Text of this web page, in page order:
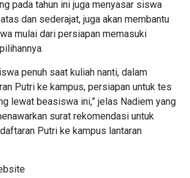
pada tahun ini juga menyasar siswa
dan sederajat, juga akan membantu
mulai dari persiapan memasuki
penuh saat kuliah nanti, dalam
Putri ke kampus, persiapan untuk tes
lewat beasiswa ini,” jelas Nadiem yang
surat rekomendasi untuk
Putri ke kampus lantaran